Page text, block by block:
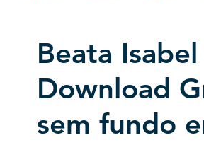
monocromático vetor estampas
Beata
Download
sem fundo